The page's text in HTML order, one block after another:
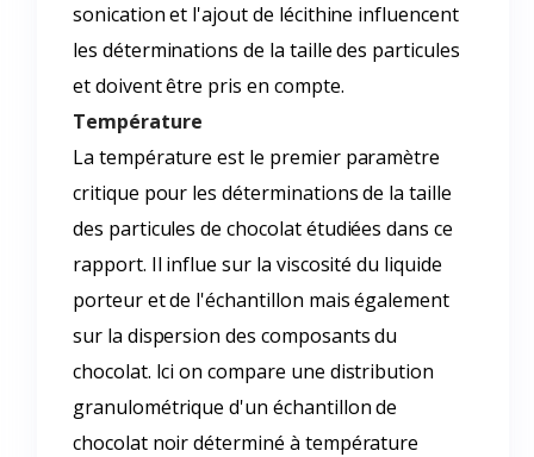
sonication et l'ajout de lécithine influencent
les déterminations de la taille des particules
et doivent être pris en compte.
Température
La température est le premier paramètre
critique pour les déterminations de la taille
des particules de chocolat étudiées dans ce
rapport. Il influe sur la viscosité du liquide
porteur et de l'échantillon mais également
sur la dispersion des composants du
chocolat. Ici on compare une distribution
granulométrique d'un échantillon de
chocolat noir déterminé à température